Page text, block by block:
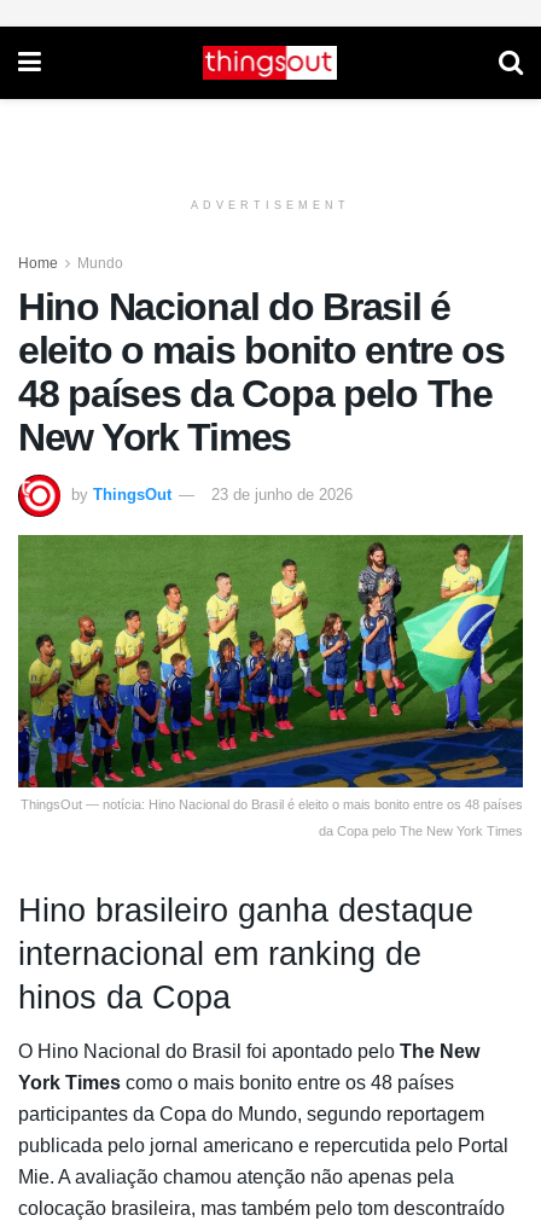
ADVERTISEMENT
Home Mundo
Hino Nacional do Brasil é
eleito o mais bonito entre os
48 países da Copa pelo The
New York Times
by ThingsOut 23 de junho de 2026
ThingsOut — notícia: Hino Nacional do Brasil é eleito o mais bonito entre os 48 países
da Copa pelo The New York Times
Hino brasileiro ganha destaque
internacional em ranking de
hinos da Copa
O Hino Nacional do Brasil foi apontado pelo The New
York Times como o mais bonito entre os 48 países
participantes da Copa do Mundo, segundo reportagem
publicada pelo jornal americano e repercutida pelo Portal
Mie. A avaliação chamou atenção não apenas pela
colocação brasileira, mas também pelo tom descontraído